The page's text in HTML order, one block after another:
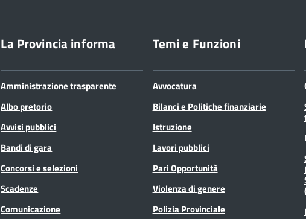
La Provincia informa
Amministrazione trasparente
Albo pretorio
Avvisi pubblici
Bandi di gara
Concorsi e selezioni
Scadenze
Comunicazione
Temi e Funzioni
Avvocatura
Bilanci e Politiche finanziarie
Istruzione
Lavori pubblici
Pari Opportunità
Violenza di genere
Polizia Provinciale